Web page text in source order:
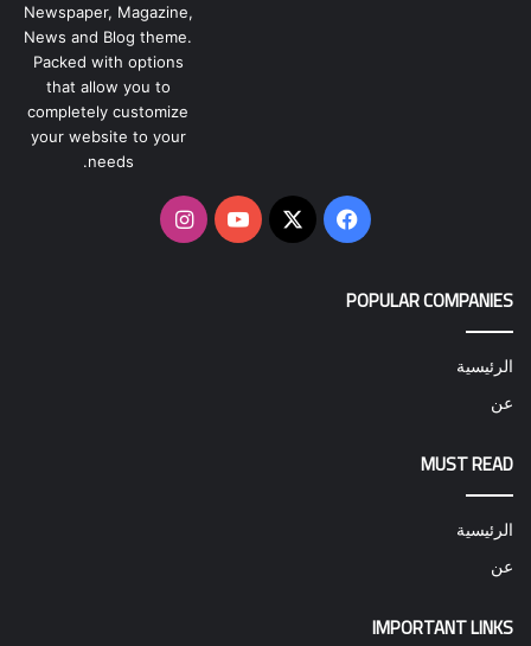
Newspaper, Magazine,
News and Blog theme.
Packed with options
that allow you to
completely customize
your website to your
needs.
فيسبوك
‫X
‫YouTubeانستقرام
POPULAR COMPANIES
الرئيسية
عن
MUST READ
الرئيسية
عن
IMPORTANT LINKS